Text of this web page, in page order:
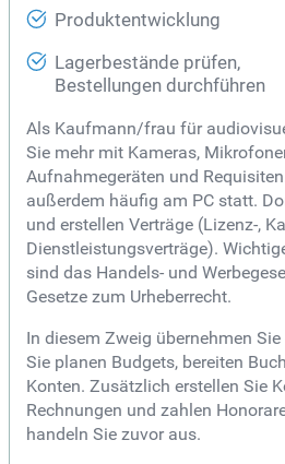
Produktentwicklung
Lagerbestände prüfen,
Bestellungen durchführen
Als Kaufmann/frau für
Sie mehr mit Kameras,
Aufnahmegeräten und
außerdem häufig am PC statt.
und erstellen Verträge (Lizenz-,
Dienstleistungsverträge).
sind das Handels- und
Gesetze zum Urheberrecht.
In diesem Zweig übernehmen
Sie planen Budgets, bereiten
Konten. Zusätzlich erstellen Sie
Rechnungen und zahlen
handeln Sie zuvor aus.